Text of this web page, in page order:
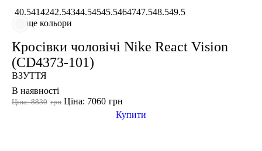
40.5414242.54344.54545.5464747.548.549.5
ще кольори
Кросівки чоловічі Nike React Vision
(CD4373-101)
ВЗУТТЯ
В наявності
грн
Ціна: 8830 грн
Ціна: 7060
Купити